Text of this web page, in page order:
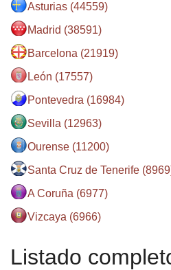
Asturias (44559)
Madrid (38591)
Barcelona (21919)
León (17557)
Pontevedra (16984)
Sevilla (12963)
Ourense (11200)
Santa Cruz de Tenerife
A Coruña (6977)
Vizcaya (6966)
Listado